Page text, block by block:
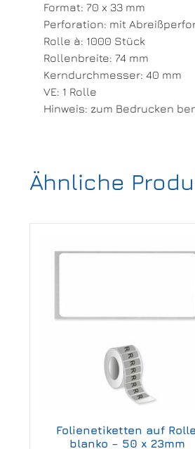
Format: 70 x 33 mm
Perforation: mit
Rolle à: 1000 Stück
Rollenbreite: 74 mm
Kerndurchmesser: 40 mm
VE: 1 Rolle
Hinweis: zum Bedrucken
Ähnliche
Folienetiketten auf
blanko – 50 x 23mm